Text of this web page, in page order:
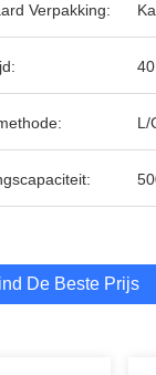
Verpakking:
L/
De Beste Prijs